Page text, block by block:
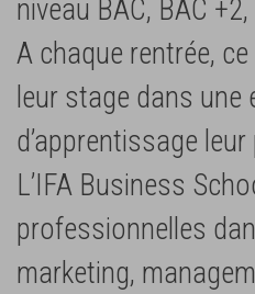
niveau BAC, BAC
A chaque rentrée,
leur stage dans
d’apprentissage
L’IFA Business
professionnelles
marketing,